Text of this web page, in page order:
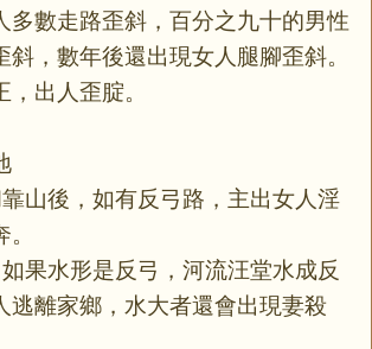
多數走路歪斜，百分之九十的男性
，數年後還出現女人腿腳歪斜。
出人歪腚。
山後，如有反弓路，主出女人淫
果水形是反弓，河流汪堂水成反
逃離家鄉，水大者還會出現妻殺